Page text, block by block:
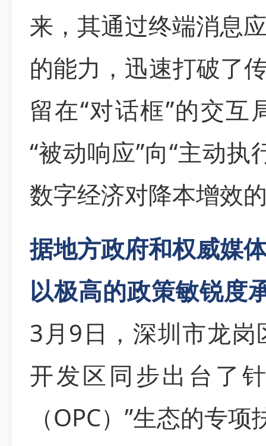
来，其通过终端消息
的能力，迅速打破了
留在“对话框”的交
“被动响应”向“主动
数字经济对降本增效
据地方政府和权威媒
以极高的政策敏锐度
3月9日，深圳市龙
开发区同步出台了
（OPC）”生态的专